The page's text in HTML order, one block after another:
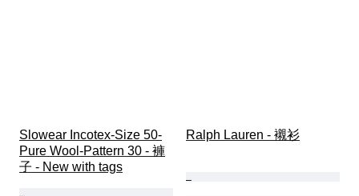
Slowear Incotex-Size 50-
Pure Wool-Pattern 30 - 褲
子 - New with tags
Ralph Lauren - 襯衫